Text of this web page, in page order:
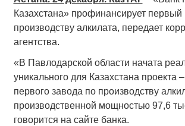
Казахстана» профинансирует первый
производству алкилата, передает
агентства.
«В Павлодарской области начата
уникального для Казахстана проекта
первого завода по производству
производственной мощностью 97,6
говорится на сайте банка.